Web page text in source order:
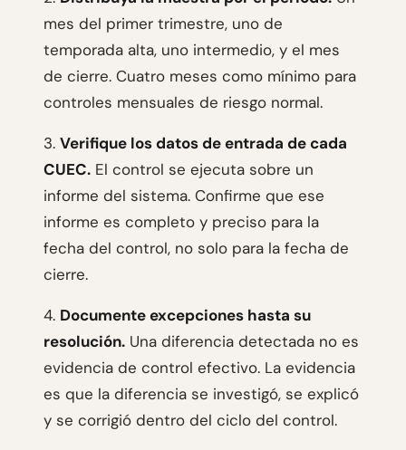
mes del primer trimestre, uno de
temporada alta, uno intermedio, y el mes
de cierre. Cuatro meses como mínimo para
controles mensuales de riesgo normal.
3. Verifique los datos de entrada de cada
CUEC. El control se ejecuta sobre un
informe del sistema. Confirme que ese
informe es completo y preciso para la
fecha del control, no solo para la fecha de
cierre.
4. Documente excepciones hasta su
resolución. Una diferencia detectada no es
evidencia de control efectivo. La evidencia
es que la diferencia se investigó, se explicó
y se corrigió dentro del ciclo del control.